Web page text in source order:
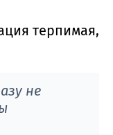
терпимая,
не